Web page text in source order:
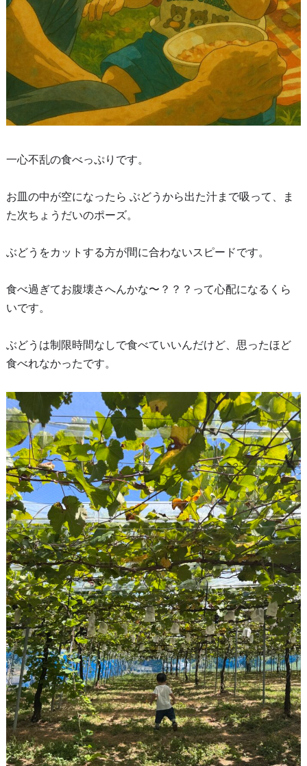
一心不乱の食べっぷりです。
お皿の中が空になったら ぶどうから出た汁まで吸って、ま
た次ちょうだいのポーズ。
ぶどうをカットする方が間に合わないスピードです。
食べ過ぎてお腹壊さへんかな〜？？？って心配になるくら
いです。
ぶどうは制限時間なしで食べていいんだけど、思ったほど
食べれなかったです。